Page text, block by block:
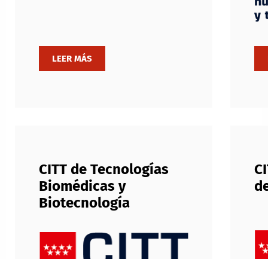
CITT de Tecnologías
Biomédicas y
Biotecnología